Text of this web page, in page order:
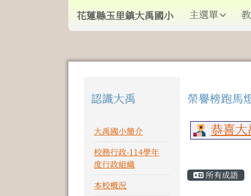
花蓮縣玉里鎮大禹國小
花蓮縣玉里鎮大禹國小 主選單
左邊區域內容
認識大禹
大禹國小簡介
校務行政-114學年
度行政組織
本校概況
上中區域
榮譽榜跑馬
恭喜大
主內容區
所有成語